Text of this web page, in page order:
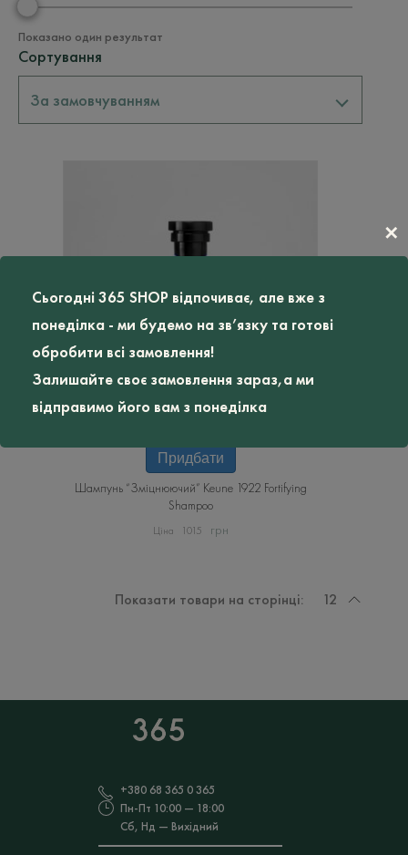
Сьогодні 365 SHOP відпочиває, але вже з
понеділка - ми будемо на зв’язку та готові
обробити всі замовлення!
Залишайте своє замовлення зараз,а ми
відправимо його вам з понеділка
✕
Показано один результат
Сортування
За замовчуванням
Придбати
має
кілька
сторінці
Шампунь “Зміцнюючий” Keune 1922 Fortifying
Shampoo
1015 грн
Показати товари на сторінці: 12
+380 68 365 0 365
Пн-Пт 10:00 — 18:00
Сб, Нд — Вихідний